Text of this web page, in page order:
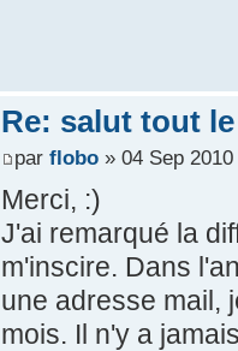
Re: salut tout
par flobo» 04 Sep 2010
Merci, :)
J'ai remarqué la
m'inscire. Dans
une adresse mail,
mois. Il n'y a